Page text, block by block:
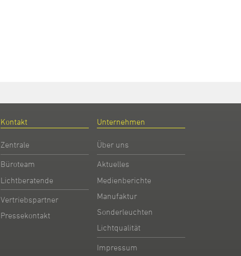
Kontakt
Zentrale
Büroteam
Lichtberatende
Vertriebspartner
Pressekontakt
Unternehmen
Über uns
Aktuelles
Medienberichte
Manufaktur
Sonderleuchten
Lichtqualität
Impressum